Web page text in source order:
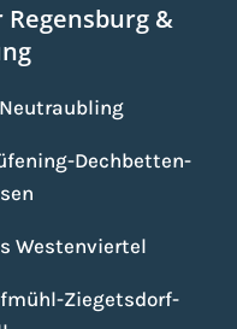
&
Dechbetten-
Westenviertel
Ziegetsdorf-